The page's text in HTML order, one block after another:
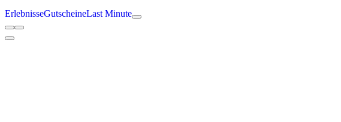
ErlebnisseGutscheineLast Minute